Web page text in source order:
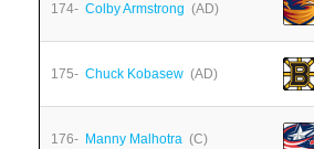
174- Colby Armstrong (AD)
175- Chuck Kobasew (AD)
176- Manny Malhotra (C)